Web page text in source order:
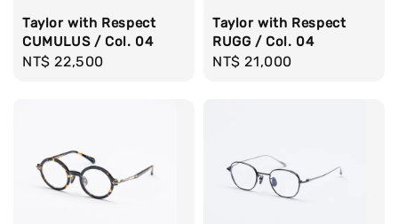
Taylor with Respect
CUMULUS / Col. 04
Regular
NT$ 22,500
Taylor with Respect
RUGG / Col. 04
Regular
NT$ 21,000